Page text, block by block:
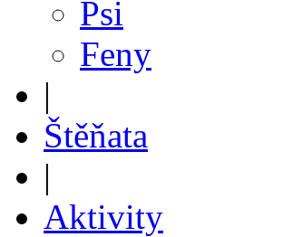
Psi
Feny
|
Štěňata
|
Aktivity